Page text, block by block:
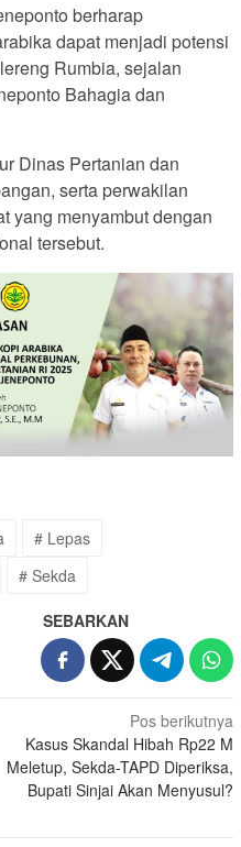
berharap
dapat menjadi potensi
Rumbia, sejalan
Bahagia dan
Dinas Pertanian dan
serta perwakilan
yang menyambut dengan
tersebut.
# Lepas
# Sekda
SEBARKAN
Pos berikutnya
Kasus Skandal Hibah Rp22 M
Meletup, Sekda-TAPD Diperiksa,
Bupati Sinjai Akan Menyusul?